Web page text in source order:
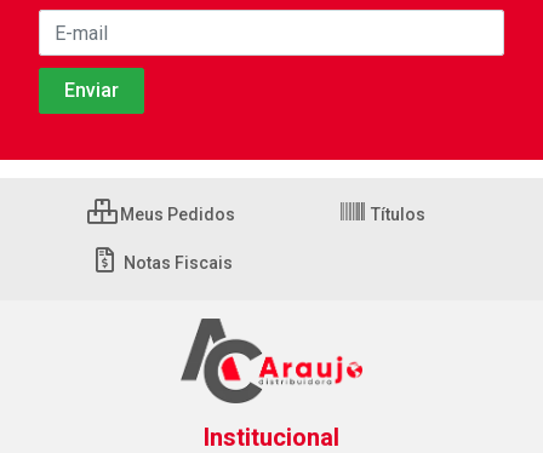
Meus Pedidos Títulos
Notas Fiscais
Institucional